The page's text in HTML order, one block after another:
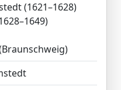
(1621–1628)